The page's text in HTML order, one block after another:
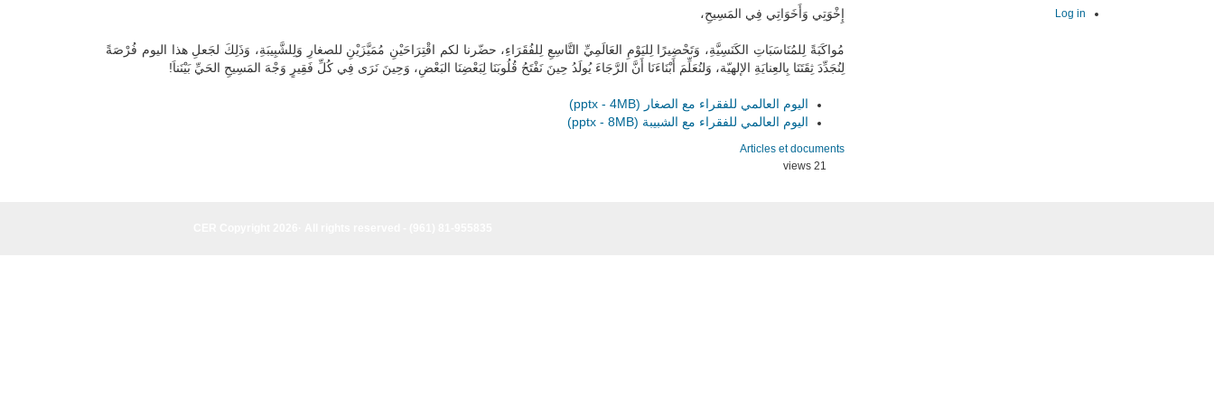
إِخْوَتِي وَأَخَوَاتِي فِي المَسِيحِ،
مُواكَبَةً لِلمُنَاسَبَاتِ الكَنَسِيَّةِ، وَتَحْضِيرًا لِليَوْمِ العَالَمِيِّ التَّاسِعِ لِلفُقَرَاءِ، حضّرنا لكم اقْتِرَاحَيْنِ مُمَيَّزَيْنِ للصغارِ وَلِلشَّبِيبَةِ، وَذَلِكَ لجَعلِ هذا اليوم فُرْصَةً
لِنُجَدِّدَ ثِقَتَنَا بِالعِنايَةِ الإلهيّة، وَلنُعَلِّمَ أَبْنَاءَنَا أَنَّ الرَّجَاءَ يُولَدُ حِينَ نَفْتَحُ قُلُوبَنَا لِبَعْضِنَا البَعْضِ، وَحِينَ نَرَى فِي كُلِّ فَقِيرٍ وَجْهَ المَسِيحِ الحَيِّ بَيْنَناَ!
اليوم العالمي للفقراء مع الصغار (pptx - 4MB)
اليوم العالمي للفقراء مع الشبيبة (pptx - 8MB)
Articles et documents
21 views
Log in